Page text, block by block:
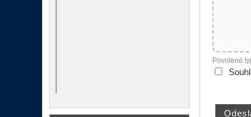
Povolené